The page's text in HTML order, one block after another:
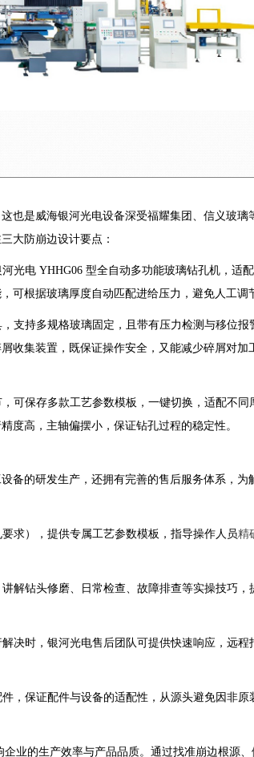
也是威海银河光电设备深受福耀集团、信义玻璃
大防崩边设计要点：
光电 YHHG06 型全自动多功能玻璃钻孔机，适
可根据玻璃厚度自动匹配进给压力，避免人工调
支持多规格玻璃固定，且带有压力检测与移位报
收集装置，既保证操作安全，又能减少碎屑对加
可保存多款工艺参数模板，一键切换，适配不同
度高，主轴偏摆小，保证钻孔过程的稳定性。
备的研发生产，还拥有完善的售后服务体系，为
求），提供专属工艺参数模板，指导操作人员精
解钻头修磨、日常检查、故障排查等实操技巧，
决时，银河光电售后团队可提供快速响应，远程
，保证配件与设备的适配性，从源头避免因非原
业的生产效率与产品品质。通过找准崩边根源、